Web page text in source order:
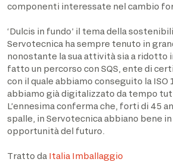
componenti interessate nel cambio
‘Dulcis in fundo’ il tema della
Servotecnica ha sempre tenuto in
nonostante la sua attività sia a ridotto
fatto un percorso con SQS, ente di
con il quale abbiamo conseguito la ISO
abbiamo già digitalizzato da tempo
L’ennesima conferma che, forti di 45
spalle, in Servotecnica abbiano bene
opportunità del futuro.
Tratto da Italia Imballaggio